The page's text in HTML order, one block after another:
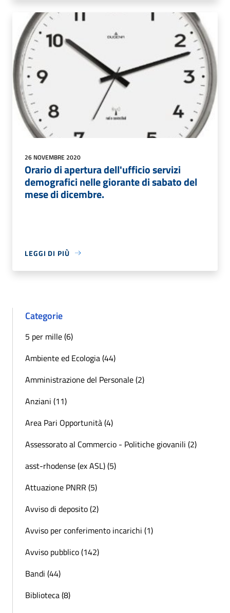
26 NOVEMBRE 2020
Orario di apertura dell'ufficio servizi
demografici nelle giorante di sabato del
mese di dicembre.
LEGGI DI PIÙ
Categorie
5 per mille (6)
Ambiente ed Ecologia (44)
Amministrazione del Personale (2)
Anziani (11)
Area Pari Opportunità (4)
Assessorato al Commercio - Politiche giovanili (2)
asst-rhodense (ex ASL) (5)
Attuazione PNRR (5)
Avviso di deposito (2)
Avviso per conferimento incarichi (1)
Avviso pubblico (142)
Bandi (44)
Biblioteca (8)